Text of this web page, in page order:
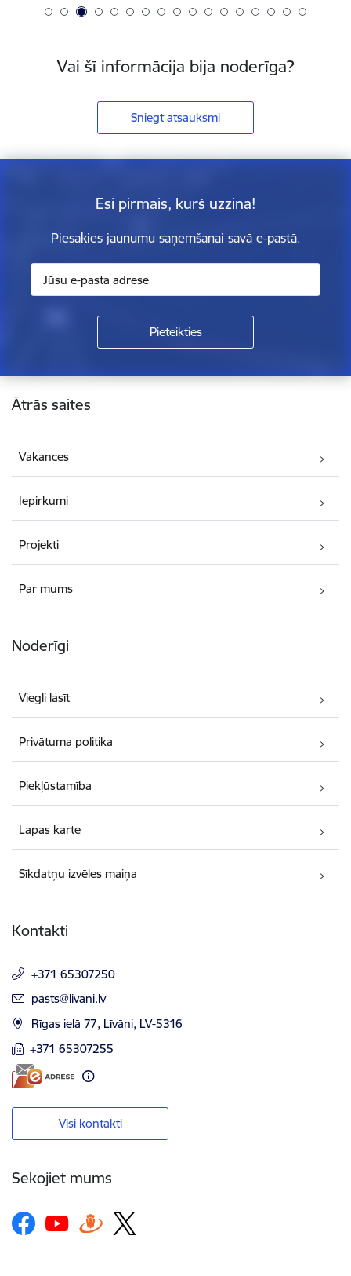
Vai šī informācija bija noderīga?
Sniegt atsauksmi
Esi pirmais, kurš uzzina!
Piesakies jaunumu saņemšanai savā e-pastā.
Kājene
Ātrās saites
Vakances
Iepirkumi
Projekti
Par mums
Noderīgi
Viegli lasīt
Privātuma politika
Piekļūstamība
Lapas karte
Sīkdatņu izvēles maiņa
Kontakti
+371 65307250
E-pasts:
pasts@livani.lv
Rīgas ielā 77, Līvāni, LV-5316
+371 65307255
Visi kontakti
Sekojiet mums